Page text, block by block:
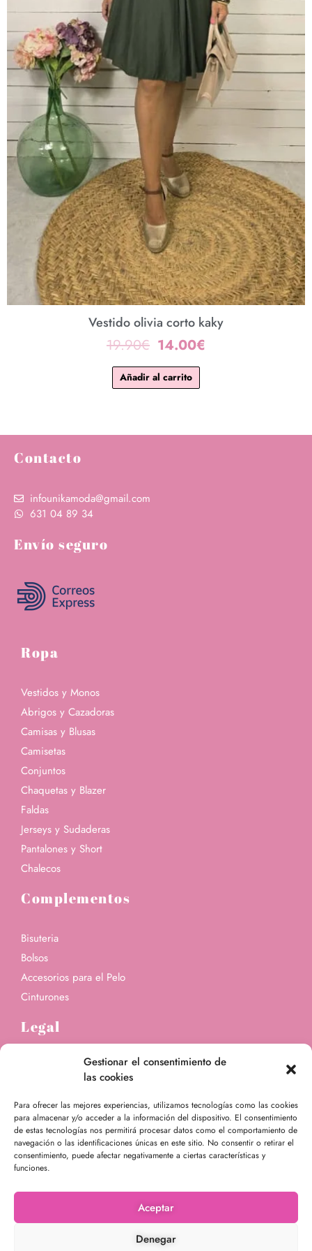
Gestionar el consentimiento de
las cookies
Para ofrecer las mejores experiencias, utilizamos tecnologías como las cookies
para almacenar y/o acceder a la información del dispositivo. El consentimiento
de estas tecnologías nos permitirá procesar datos como el comportamiento de
navegación o las identificaciones únicas en este sitio. No consentir o retirar el
consentimiento, puede afectar negativamente a ciertas características y
funciones.
Aceptar
Denegar
Vestido olivia corto kaky
19.90€ 14.00€
Añadir al carrito
Contacto
infounikamoda@gmail.com
631 04 89 34‬
Envío seguro
Ropa
Vestidos y Monos
Abrigos y Cazadoras
Camisas y Blusas
Camisetas
Conjuntos
Chaquetas y Blazer
Faldas
Jerseys y Sudaderas
Pantalones y Short
Chalecos
Complementos
Bisuteria
Bolsos
Accesorios para el Pelo
Cinturones
Legal
Política de Privacidad
Formas de pago
Envíos / Devoluciones
Política de cookies (UE)
F
a
b
I
a